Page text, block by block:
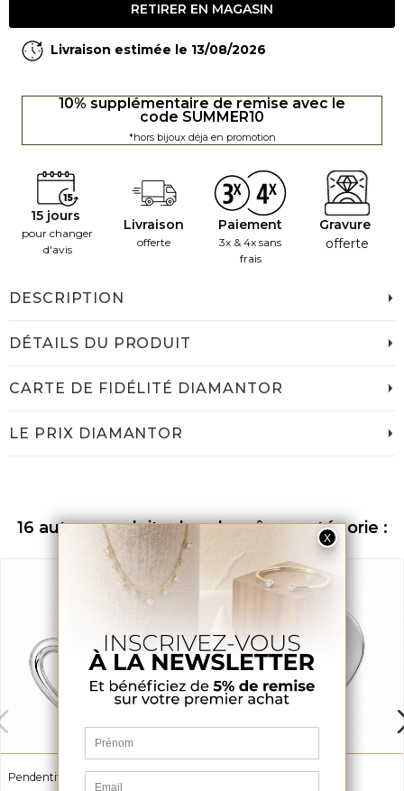
RETIRER EN MAGASIN
Livraison estimée le 13/08/2026
10% supplémentaire de remise avec le
code SUMMER10
*hors bijoux déja en promotion
15 jours
pour changer
d'avis
Livraison
offerte
Paiement
3x & 4x sans
frais
Gravure
offerte
DESCRIPTION
DÉTAILS DU PRODUIT
CARTE DE FIDÉLITÉ DIAMANTOR
LE PRIX DIAMANTOR
16 autres produits dans la même catégorie :
Pendentif Double Coeur Louise